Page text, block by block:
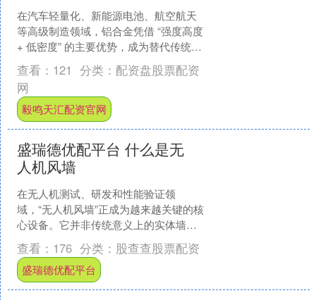
在汽车轻量化、新能源电池、航空航天
等高级制造领域，铝合金凭借 “强度高度
+ 低密度” 的主要优势，成为替代传统钢
材的关键材料。但铝合金高导电率、高
热导率及表面....
查看： 121 分类： 配资盘股票配资
网
毅鸣天汇配资官网
盛瑞德优配平台 什么是无
人机风墙
在无人机测试、研发和性能验证领
域，“无人机风墙”正成为越来越关键的核
心设备。它并非传统意义上的实体墙
壁，而是一种由模块化风扇阵列构成的
风洞替代装置，能精准模拟各....
查看： 176 分类： 股查查股票配资
盛瑞德优配平台